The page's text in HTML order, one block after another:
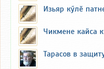
Изьяр кӳлӗ
Чикмене кайса
Тарасов в